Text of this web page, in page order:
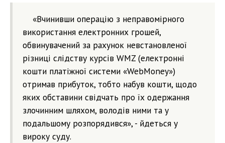
«Вчинивши операцію з неправомірного
використання електронних грошей,
обвинувачений за рахунок невстановленої
різниці слідству курсів WMZ (електронні
кошти платіжної системи «WebMoney»)
отримав прибуток, тобто набув кошти, щодо
яких обставини свідчать про їх одержання
злочинним шляхом, володів ними та у
подальшому розпорядився», - йдеться у
вироку суду.